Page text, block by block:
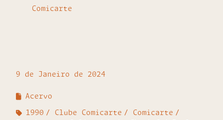
Comicarte
9 de Janeiro de 2024
Acervo
1990 Clube Comicarte
Comicarte